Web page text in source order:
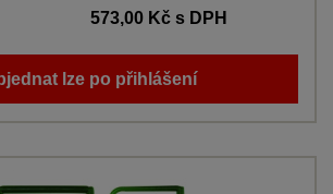
573,00 Kčs DPH
lze po přihlášení